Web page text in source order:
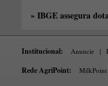
» IBGE assegura
Institucional: Anuncie |
Rede AgriPoint: MilkPoint